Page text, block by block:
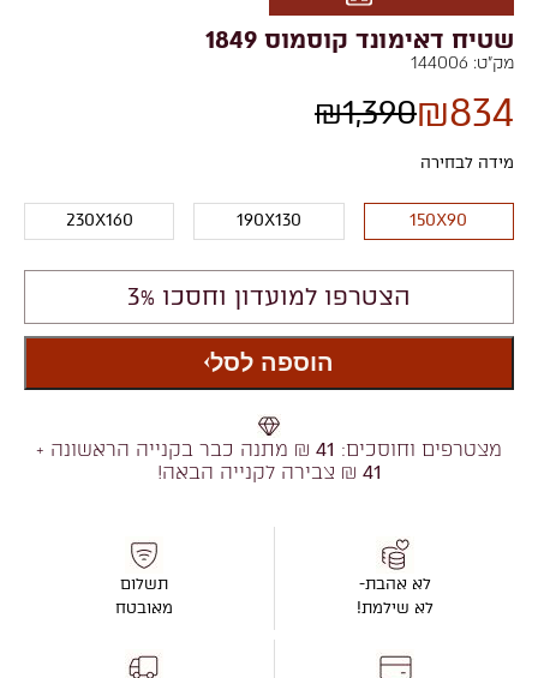
שטיח דאימונד קוסמוס 1849
מק"ט: 144006
₪1,390₪834
מידה לבחירה
150X90
190X130
230X160
הצטרפו למועדון וחסכו 3%
הוספה לסל
מצטרפים וחוסכים: 41 ₪ מתנה כבר בקנייה הראשונה +
41 ₪ צבירה לקנייה הבאה!
לא אהבת-
לא שילמת!
תשלום
מאובטח